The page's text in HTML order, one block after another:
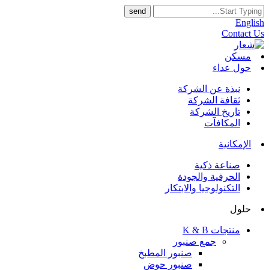
English
Contact Us
مسكن
حول عداء
نبذة عن الشركة
ثقافة الشركة
تاريخ الشركة
المكافآت
الإمكانية
صناعة ذكية
الحرفية والجودة
التكنولوجيا والابتكار
حلول
منتجات K & B
جمع صنبور
صنبور المطبخ
صنبور حوض